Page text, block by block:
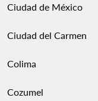
Ciudad de México
Ciudad del Carmen
Colima
Cozumel